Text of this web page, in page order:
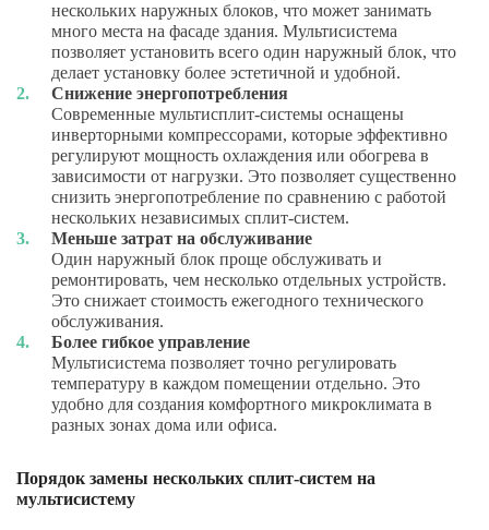
нескольких наружных блоков, что может занимать
много места на фасаде здания. Мультисистема
позволяет установить всего один наружный блок, что
делает установку более эстетичной и удобной.
Снижение энергопотребления
Современные мультисплит-системы оснащены
инверторными компрессорами, которые эффективно
регулируют мощность охлаждения или обогрева в
зависимости от нагрузки. Это позволяет существенно
снизить энергопотребление по сравнению с работой
нескольких независимых сплит-систем.
Меньше затрат на обслуживание
Один наружный блок проще обслуживать и
ремонтировать, чем несколько отдельных устройств.
Это снижает стоимость ежегодного технического
обслуживания.
Более гибкое управление
Мультисистема позволяет точно регулировать
температуру в каждом помещении отдельно. Это
удобно для создания комфортного микроклимата в
разных зонах дома или офиса.
Порядок замены нескольких сплит-систем на
мультисистему